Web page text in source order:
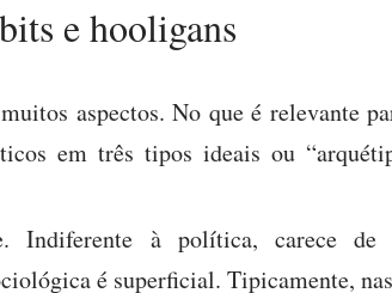
e hooligans
aspectos. No que é relevante
em três tipos ideais ou
Indiferente à política, carece
é superficial. Tipicamente,